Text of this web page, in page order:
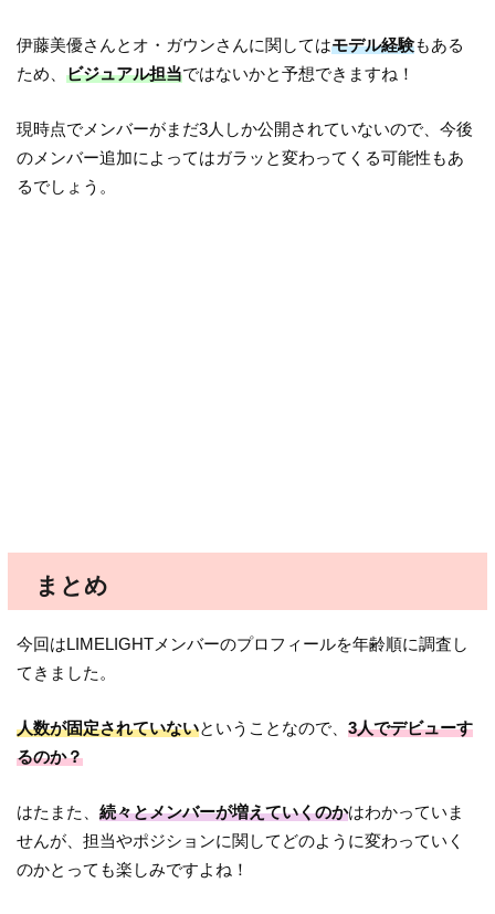
伊藤美優さんとオ・ガウンさんに関してはモデル経験もある
ため、ビジュアル担当ではないかと予想できますね！
現時点でメンバーがまだ3人しか公開されていないので、今後
のメンバー追加によってはガラッと変わってくる可能性もあ
るでしょう。
まとめ
今回はLIMELIGHTメンバーのプロフィールを年齢順に調査し
てきました。
人数が固定されていないということなので、3人でデビューす
るのか？
はたまた、続々とメンバーが増えていくのかはわかっていま
せんが、担当やポジションに関してどのように変わっていく
のかとっても楽しみですよね！